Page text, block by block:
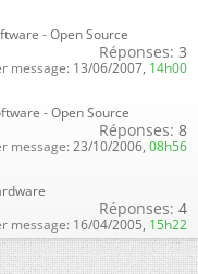
- Open Source
Réponses: 3
message: 13/06/2007, 14h00
- Open Source
Réponses: 8
message: 23/10/2006, 08h56
Réponses: 4
message: 16/04/2005, 15h22